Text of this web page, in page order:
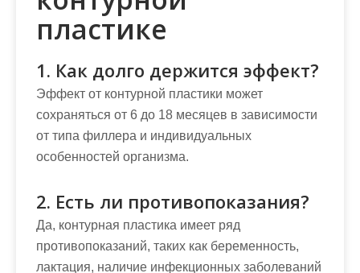
пластике
1. Как долго держится эффект?
Эффект от контурной пластики может
сохраняться от 6 до 18 месяцев в зависимости
от типа филлера и индивидуальных
особенностей организма.
2. Есть ли противопоказания?
Да, контурная пластика имеет ряд
противопоказаний, таких как беременность,
лактация, наличие инфекционных заболеваний